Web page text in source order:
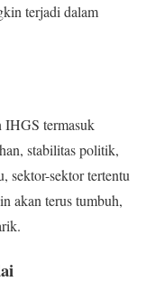
terjadi dalam
IHGS termasuk
stabilitas politik,
sektor-sektor tertentu
akan terus tumbuh,